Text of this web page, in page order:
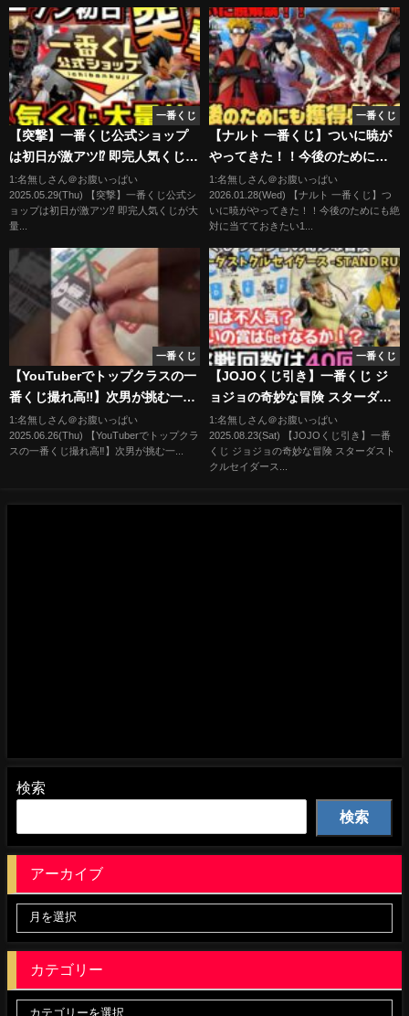
一番くじ
【突撃】一番くじ公式ショップ
は初日が激アツ⁉︎ 即完人気くじが
大量に⁉︎】 一番くじ 刃牙 ベルセ
ルク 銀魂 ドラゴンボール ワンピ
ース ハンター×ハンター ヒロア
1:名無しさん＠お腹いっぱい
2025.05.29(Thu) 【突撃】一番くじ公式シ
ョップは初日が激アツ⁉︎ 即完人気くじが大
量...
一番くじ
【ナルト 一番くじ】ついに暁が
やってきた！！今後のためにも
絶対に当てておきたい1体！！
1:名無しさん＠お腹いっぱい
2026.01.28(Wed) 【ナルト 一番くじ】つ
いに暁がやってきた！！今後のためにも絶
対に当てておきたい1...
一番くじ
【YouTuberでトップクラスの一
番くじ撮れ高‼︎】次男が挑む一番
くじ ゴジラ 大怪獣列伝G
1:名無しさん＠お腹いっぱい
2025.06.26(Thu) 【YouTuberでトップクラ
スの一番くじ撮れ高‼︎】次男が挑む一...
一番くじ
【JOJOくじ引き】一番くじ ジ
ョジョの奇妙な冒険 スターダス
トクルセイダース -STAND
RUSH!-！！目的の賞はGetなる
かっ！？
1:名無しさん＠お腹いっぱい
2025.08.23(Sat) 【JOJOくじ引き】一番
くじ ジョジョの奇妙な冒険 スターダスト
クルセイダース...
検索
検索
アーカイブ
カテゴリー